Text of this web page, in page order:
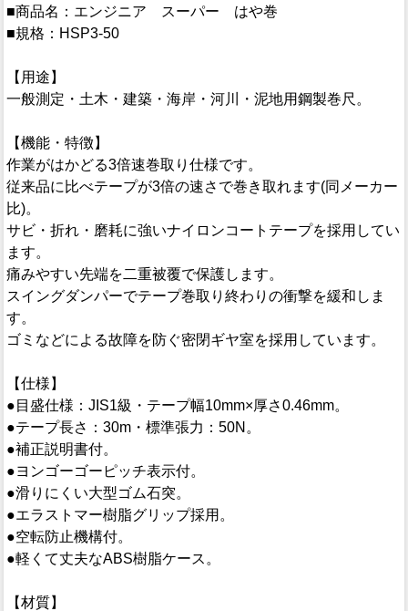
■商品名：エンジニア スーパー はや巻
■規格：HSP3-50
【用途】
一般測定・土木・建築・海岸・河川・泥地用鋼製巻尺。
【機能・特徴】
作業がはかどる3倍速巻取り仕様です。
従来品に比べテープが3倍の速さで巻き取れます(同メーカー
比)。
サビ・折れ・磨耗に強いナイロンコートテープを採用してい
ます。
痛みやすい先端を二重被覆で保護します。
スイングダンパーでテープ巻取り終わりの衝撃を緩和しま
す。
ゴミなどによる故障を防ぐ密閉ギヤ室を採用しています。
【仕様】
●目盛仕様：JIS1級・テープ幅10mm×厚さ0.46mm。
●テープ長さ：30m・標準張力：50N。
●補正説明書付。
●ヨンゴーゴーピッチ表示付。
●滑りにくい大型ゴム石突。
●エラストマー樹脂グリップ採用。
●空転防止機構付。
●軽くて丈夫なABS樹脂ケース。
【材質】